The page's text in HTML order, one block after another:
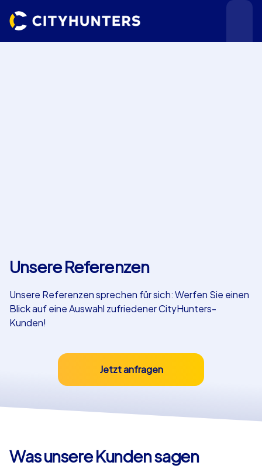
Unsere Referenzen
Unsere Referenzen sprechen für sich: Werfen Sie einen
Blick auf eine Auswahl zufriedener CityHunters-
Kunden!
Jetzt anfragen
Was unsere Kunden sagen